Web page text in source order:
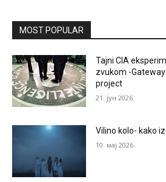
MOST POPULAR
Tajni CIA
zvukom -
project
21. јун 2026.
Vilino kolo- kako
10. мај 2026.